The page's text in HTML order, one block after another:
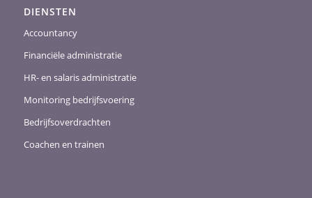
DIENSTEN
Accountancy
Financiële administratie
HR- en salaris administratie
Monitoring bedrijfsvoering
Bedrijfsoverdrachten
Coachen en trainen